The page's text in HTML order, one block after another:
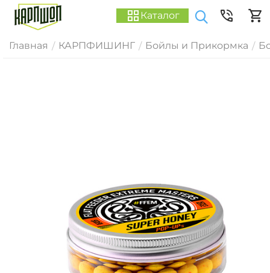
Каталог
Главная / КАРПФИШИНГ / Бойлы и Прикормка /